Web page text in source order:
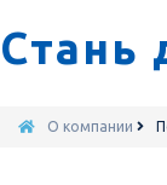
Стань
О компании